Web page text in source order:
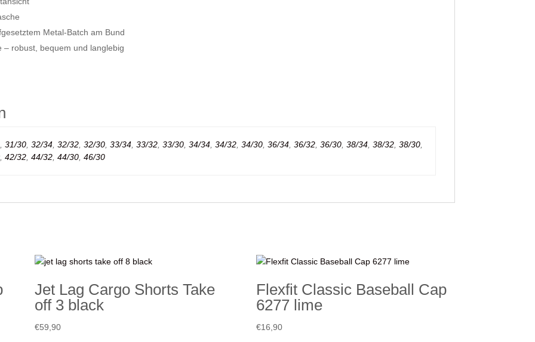
Metal-Batch am Bund
– robust, bequem und langlebig
31/30, 32/34, 32/32, 32/30, 33/34, 33/32, 33/30, 34/34, 34/32, 34/30, 36/34, 36/32, 36/30, 38/34, 38/32, 38/30,
42/32, 44/32, 44/30, 46/30
Jet Lag Cargo Shorts Take
off 3 black
€59,90
Flexfit Classic Baseball Cap
6277 lime
€16,90